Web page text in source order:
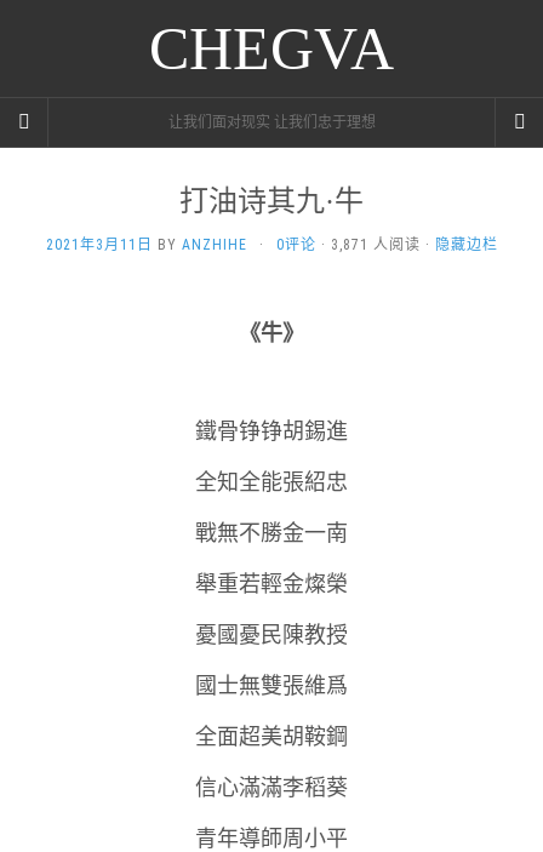
CHEGVA
让我们面对现实 让我们忠于理想
打油诗其九·牛
2021年3月11日 BY ANZHIHE · 0评论 · 3,871 人阅读 · 隐藏边栏
《牛》
鐵骨铮铮胡錫進
全知全能張紹忠
戰無不勝金一南
舉重若輕金燦榮
憂國憂民陳教授
國士無雙張維爲
全面超美胡鞍鋼
信心滿滿李稻葵
青年導師周小平